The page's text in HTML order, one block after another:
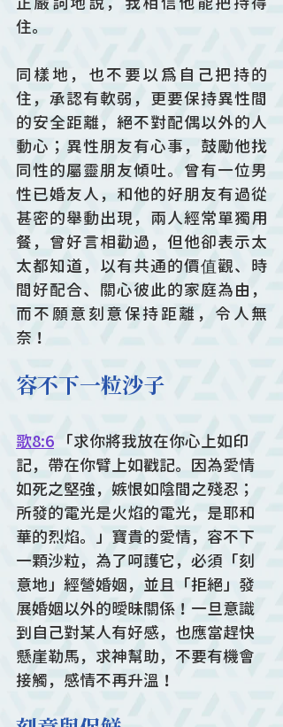
住。
同樣地，也不要以爲自己把持的
住，承認有軟弱，更要保持異性間
的安全距離，絕不對配偶以外的人
動心；異性朋友有心事，鼓勵他找
同性的屬靈朋友傾吐。曾有一位男
性已婚友人，和他的好朋友有過從
甚密的舉動出現，兩人經常單獨用
餐，曾好言相勸過，但他卻表示太
太都知道，以有共通的價值觀、時
間好配合、關心彼此的家庭為由，
而不願意刻意保持距離，令人無
奈！
容不下一粒沙子
歌8:6 「求你將我放在你心上如印
記，帶在你臂上如戳記。因為愛情
如死之堅強，嫉恨如陰間之殘忍；
所發的電光是火焰的電光，是耶和
華的烈焰。」寶貴的愛情，容不下
一顆沙粒，為了呵護它，必須「刻
意地」經營婚姻，並且「拒絕」發
展婚姻以外的曖昧關係！一旦意識
到自己對某人有好感，也應當趕快
懸崖勒馬，求神幫助，不要有機會
接觸，感情不再升溫！